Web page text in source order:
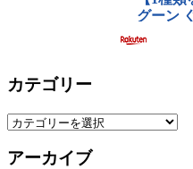
カテゴリー
カ
ゴ
アーカイブ